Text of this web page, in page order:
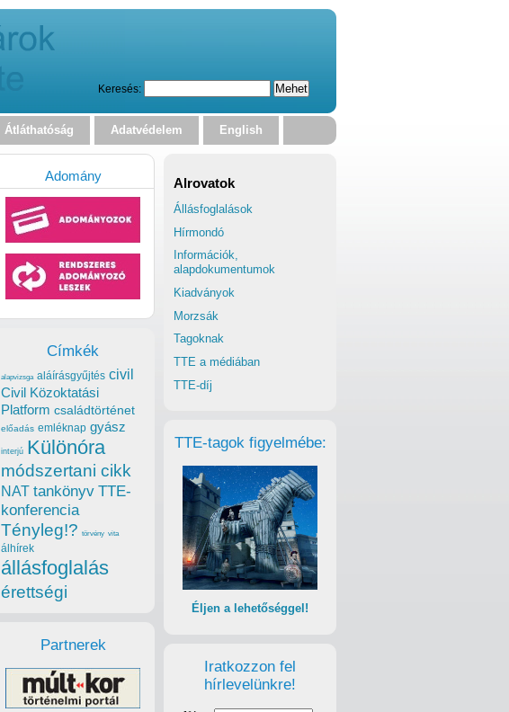
Keresés:
Átláthatóság Adatvédelem English
Alrovatok
Állásfoglalások
Hírmondó
Információk,
alapdokumentumok
Kiadványok
Morzsák
Tagoknak
TTE a médiában
TTE-díj
TTE-tagok figyelmébe:
Éljen a lehetőséggel!
Iratkozzon fel
hírlevelünkre!
Adomány
Címkék
alapvizsga aláírásgyűjtés civil
Civil Közoktatási
Platform családtörténet
előadás emléknap gyász
interjú Különóra
módszertani cikk
NAT tankönyv TTE-
konferencia
Tényleg!? törvény vita
álhírek
állásfoglalás
érettségi
Partnerek